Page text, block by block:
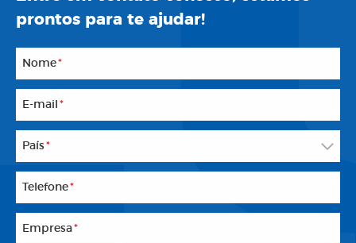
prontos para te ajudar!
Nome*
E-mail *
País *
Telefone*
Empresa*